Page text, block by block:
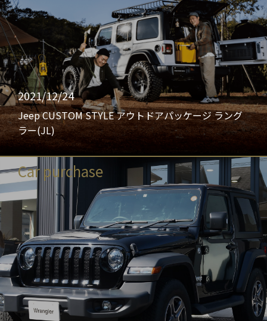
2021/12/24
Jeep CUSTOM STYLE アウトドアパッケージ ラング
ラー(JL)
Car purchase